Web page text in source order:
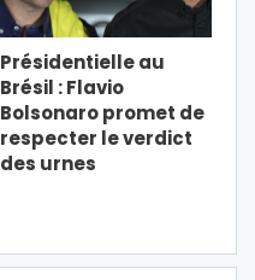
Présidentielle au
Brésil : Flavio
Bolsonaro promet de
respecter le verdict
des urnes